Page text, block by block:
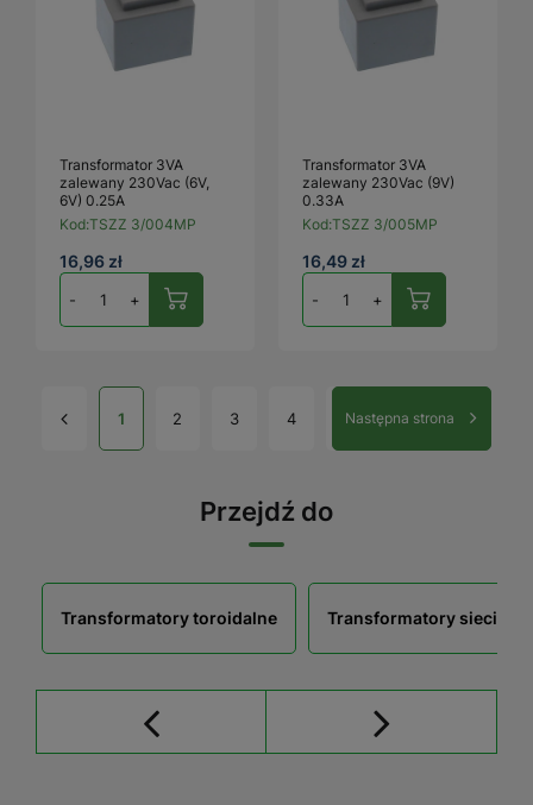
Transformator 3VA
zalewany 230Vac (6V,
6V) 0.25A
Kod:TSZZ 3/004MP
16,96 zł
- +
Transformator 3VA
zalewany 230Vac (9V)
0.33A
Kod:TSZZ 3/005MP
16,49 zł
- +
1 2 3 4 Następna strona
Przejdź do
Transformatory toroidalne Transformatory sieciowe